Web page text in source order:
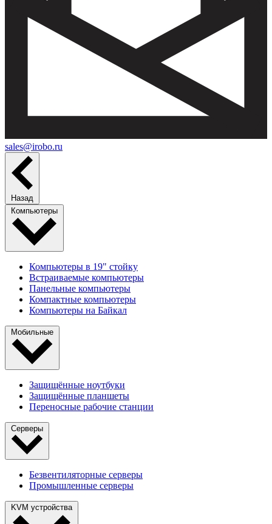
sales@irobo.ru
Назад
Компьютеры
Компьютеры в 19" стойкy
Встраиваемые компьютеры
Панельные компьютеры
Компактные компьютеры
Компьютеры на Байкал
Мобильные
Защищённые ноутбуки
Защищённые планшеты
Переносные рабочие станции
Серверы
Безвентиляторные серверы
Промышленные серверы
KVM устройства